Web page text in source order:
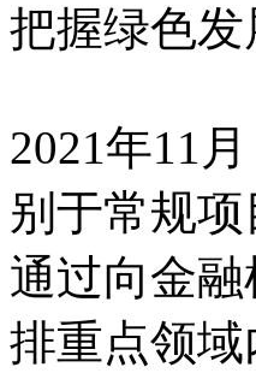
把握绿色
2021年11
别于常规
通过向金
排重点领